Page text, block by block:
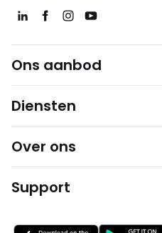
Ons aanbod
Diensten
Over ons
Support